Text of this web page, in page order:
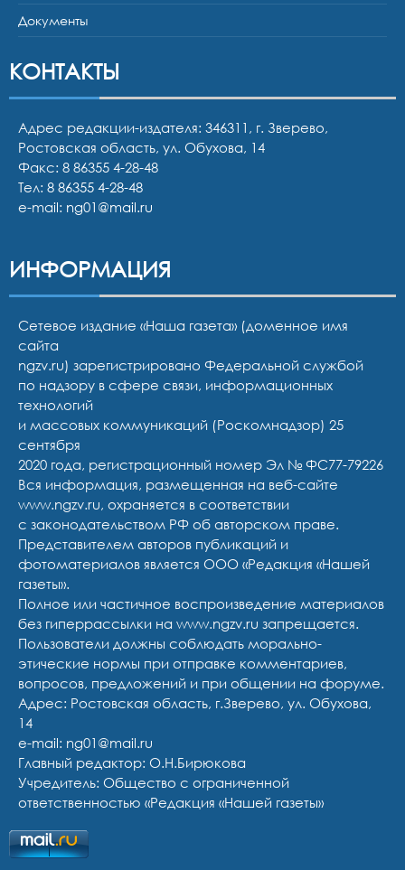
Документы
КОНТАКТЫ
Адрес редакции-издателя: 346311, г. Зверево,
Ростовская область, ул. Обухова, 14
Факс: 8 86355 4-28-48
Тел: 8 86355 4-28-48
e-mail: ng01@mail.ru
ИНФОРМАЦИЯ
Сетевое издание «Наша газета» (доменное имя
сайта
ngzv.ru) зарегистрировано Федеральной службой
по надзору в сфере связи, информационных
технологий
и массовых коммуникаций (Роскомнадзор) 25
сентября
2020 года, регистрационный номер Эл № ФС77-79226
Вся информация, размещенная на веб-сайте
www.ngzv.ru, охраняется в соответствии
с законодательством РФ об авторском праве.
Представителем авторов публикаций и
фотоматериалов является ООО «Редакция «Нашей
газеты».
Полное или частичное воспроизведение материалов
без гиперрассылки на www.ngzv.ru запрещается.
Пользователи должны соблюдать морально-
этические нормы при отправке комментариев,
вопросов, предложений и при общении на форуме.
Адрес: Ростовская область, г.Зверево, ул. Обухова,
14
e-mail: ng01@mail.ru
Главный редактор: О.Н.Бирюкова
Учредитель: Общество с ограниченной
ответственностью «Редакция «Нашей газеты»